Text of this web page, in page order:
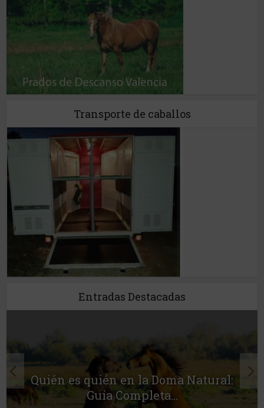
Transporte de caballos
Entradas Destacadas
Quién es quién en la Doma Natural:
Guía Completa...